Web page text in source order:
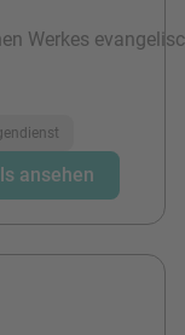
Werkes
ansehen